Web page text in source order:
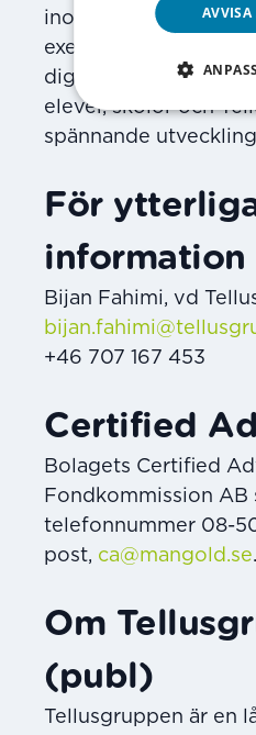
inom detta nya
exempel kan man
digitala lösningar
elever, skolor och
spännande
För
information
Bijan Fahimi, vd
+46 707 167 453
Certified
Bolagets Certified
Fondkommission AB
telefonnummer 08-
post, ca@mangold.se.
Om
(publ)
Tellusgruppen är en
AVVISA